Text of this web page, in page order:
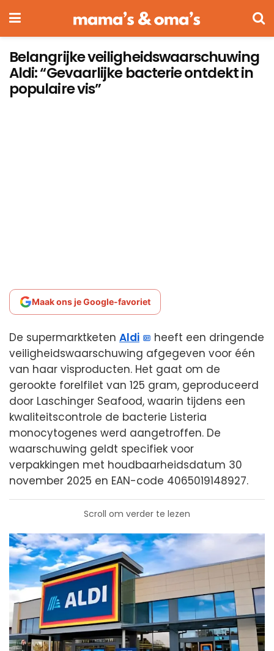
Belangrijke veiligheidswaarschuwing
Aldi: “Gevaarlijke bacterie ontdekt in
populaire vis”
Maak ons je Google-favoriet
De supermarktketen Aldi
heeft een dringende
veiligheidswaarschuwing afgegeven voor één
van haar visproducten. Het gaat om de
gerookte forelfilet van 125 gram, geproduceerd
door Laschinger Seafood, waarin tijdens een
kwaliteitscontrole de bacterie Listeria
monocytogenes werd aangetroffen. De
waarschuwing geldt specifiek voor
verpakkingen met houdbaarheidsdatum 30
november 2025 en EAN-code 4065019148927.
Scroll om verder te lezen